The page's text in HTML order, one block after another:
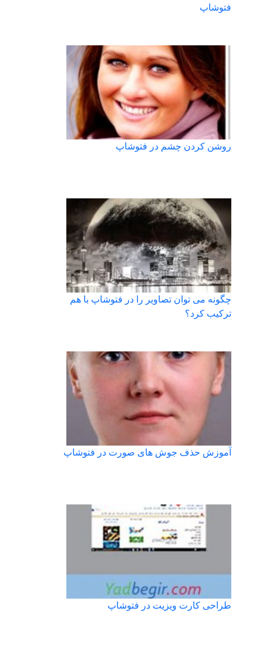
فتوشاپ
روشن کردن چشم در فتوشاپ
چگونه می توان تصاویر را در فتوشاپ با هم
ترکیب کرد؟
آموزش حذف جوش های صورت در فتوشاپ
طراحی کارت ویزیت در فتوشاپ